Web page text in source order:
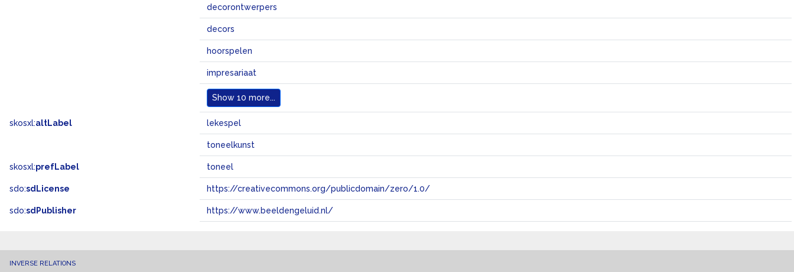
decorontwerpers
decors
hoorspelen
impresariaat
Show 10 more...
skosxl:altLabel lekespel
toneelkunst
skosxl:prefLabel toneel
sdo:sdLicense https://creativecommons.org/publicdomain/zero/1.0/
sdo:sdPublisher https://www.beeldengeluid.nl/
INVERSE RELATIONS